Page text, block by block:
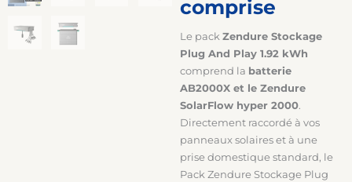
comprise
Le pack Zendure Stockage
Plug And Play 1.92 kWh
comprend la batterie
AB2000X et le Zendure
SolarFlow hyper 2000.
Directement raccordé à vos
panneaux solaires et à une
prise domestique standard, le
Pack Zendure Stockage Plug